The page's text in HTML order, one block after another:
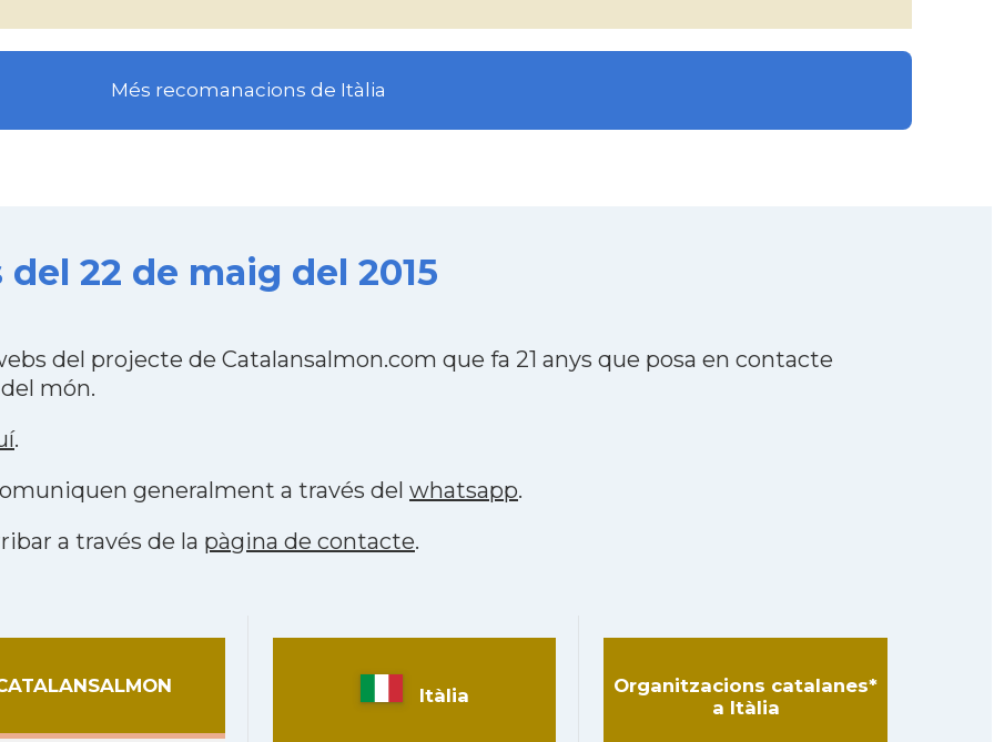
Més recomanacions de Itàlia
22 de maig del 2015
del projecte de Catalansalmon.com que fa 21 anys que posa en contacte
món.
.
generalment a través del whatsapp.
a través de la pàgina de contacte.
Itàlia
Organitzacions catalanes*
a Itàlia